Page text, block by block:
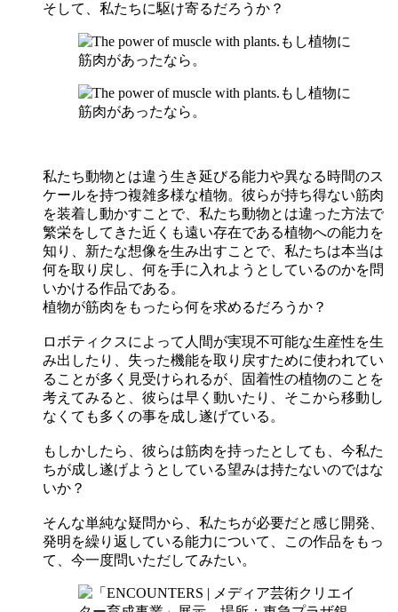
そして、私たちに駆け寄るだろうか？
私たち動物とは違う生き延びる能力や異なる時間のス
ケールを持つ複雑多様な植物。彼らが持ち得ない筋肉
を装着し動かすことで、私たち動物とは違った方法で
繁栄をしてきた近くも遠い存在である植物への能力を
知り、新たな想像を生み出すことで、私たちは本当は
何を取り戻し、何を手に入れようとしているのかを問
いかける作品である。
植物が筋肉をもったら何を求めるだろうか？
ロボティクスによって人間が実現不可能な生産性を生
み出したり、失った機能を取り戻すために使われてい
ることが多く見受けられるが、固着性の植物のことを
考えてみると、彼らは早く動いたり、そこから移動し
なくても多くの事を成し遂げている。
もしかしたら、彼らは筋肉を持ったとしても、今私た
ちが成し遂げようとしている望みは持たないのではな
いか？
そんな単純な疑問から、私たちが必要だと感じ開発、
発明を繰り返している能力について、この作品をもっ
て、今一度問いただしてみたい。